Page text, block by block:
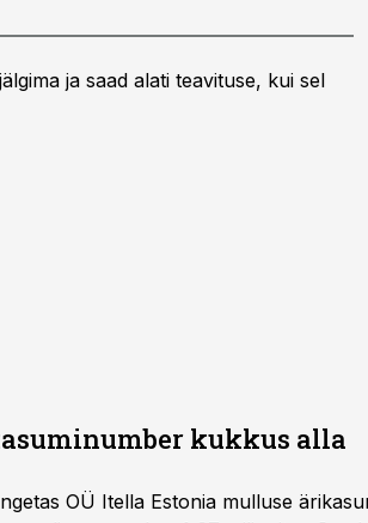
ja saad alati teavituse, kui sel
kukkus alla
OÜ Itella Estonia mulluse